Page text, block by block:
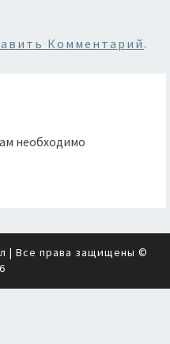
Комментарий .
необходимо
| Все права защищены ©